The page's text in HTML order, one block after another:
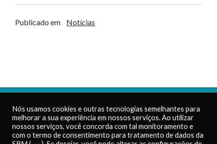
Publicado em Notícias
Brasileira de Matemática
CNPJ: 42.180.794/0001-62
Inscrição Estadual:
Telefone:(21) 2391-8072
E-mail:
Nós usamos cookies e outras tecnologias semelhantes para
melhorar a sua experiência em nossos serviços. Ao utilizar
nossos serviços, você concorda com tal monitoramento e
com o termo de consentimento para tratamento de dados da